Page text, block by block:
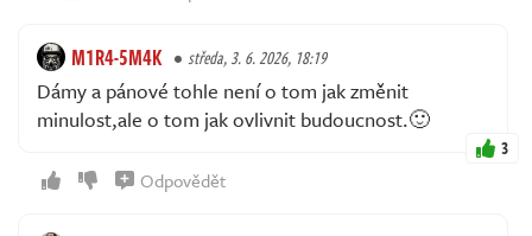
M1R4-5M4K středa, 3. 6. 2026, 18:19
Dámy a pánové tohle není o tom jak změnit
minulost,ale o tom jak ovlivnit budoucnost.🙂
3
Odpovědět